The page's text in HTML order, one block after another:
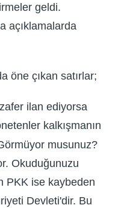
geldi.
açıklamalarda
öne çıkan satırlar;
ilan ediyorsa
kalkışmanın
musunuz?
Okuduğunuzu
PKK ise kaybeden
Devleti'dir. Bu